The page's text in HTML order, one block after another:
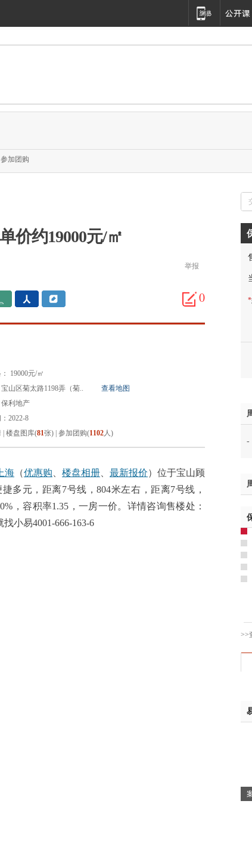
参加团购
价约19000元/㎡
举报
0
19000元/㎡
山区菊太路1198弄（菊..
查看地图
利地产
2022-8
楼盘图库(81张) 参加团购(1102人)
海 （优惠购 楼盘相册 最新报价）位于宝山顾
多元，距离7号线，804米左右，距离7号线，
，容积率1.35，一房一价。详情咨询售楼处：
小易4001-666-163-6
*
-
>>